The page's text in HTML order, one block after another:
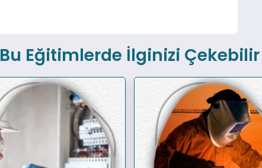
Bu Eğitimlerde İlginizi Çekebilir